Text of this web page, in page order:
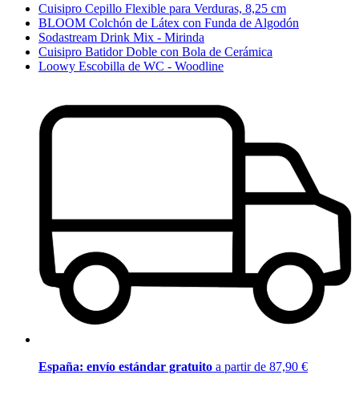
Cuisipro Cepillo Flexible para Verduras, 8,25 cm
BLOOM Colchón de Látex con Funda de Algodón
Sodastream Drink Mix - Mirinda
Cuisipro Batidor Doble con Bola de Cerámica
Loowy Escobilla de WC - Woodline
España: envío estándar gratuito a partir de 87,90 €